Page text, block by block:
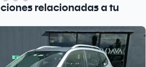
relacionadas a tu